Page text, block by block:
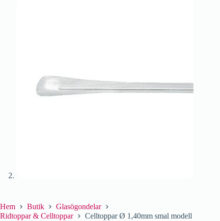
Hem Butik
Glasögondelar
Ridtoppar & Celltoppar
Celltoppar Ø 1,40mm smal modell